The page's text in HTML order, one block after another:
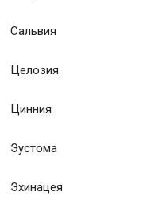
Сальвия
Целозия
Цинния
Эустома
Эхинацея